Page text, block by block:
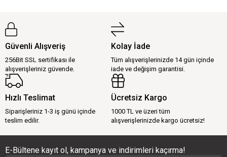
Güvenli Alışveriş
256Bit SSL sertifikası ile
alışverişleriniz güvende.
Kolay İade
Tüm alışverişlerinizde 14 gün içinde
iade ve değişim garantisi.
Hızlı Teslimat
Siparişleriniz 1-3 iş günü içinde
teslim edilir.
Ücretsiz Kargo
1000 TL ve üzeri tüm
alışverişlerinizde kargo ücretsiz!
E-Bültene kayıt ol, kampanya ve indirimleri kaçırma!